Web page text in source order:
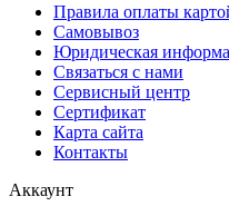
Правила оплаты
Самовывоз
Юридическая
Связаться с нами
Сервисный центр
Сертификат
Карта сайта
Контакты
Аккаунт